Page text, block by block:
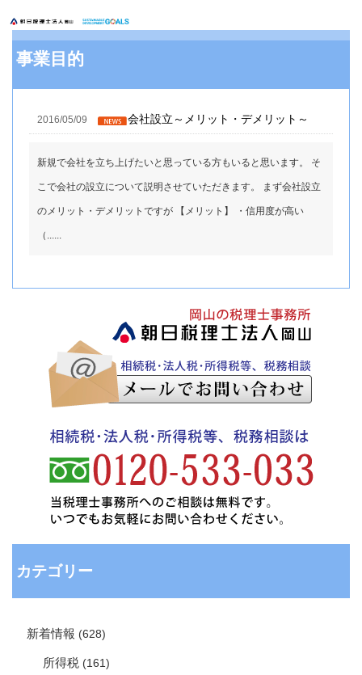
事業目的
2016/05/09 会社設立～メリット・デメリット～
新規で会社を立ち上げたいと思っている方もいると思います。 そ
こで会社の設立について説明させていただきます。 まず会社設立
のメリット・デメリットですが 【メリット】 ・信用度が高い
（......
カテゴリー
新着情報 (628)
所得税 (161)